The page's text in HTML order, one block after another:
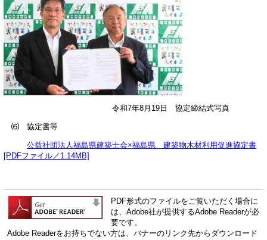
令和7年8月19日 協定締結式写真
⑹ 協定書等
公益社団法人福島県建築士会×福島県 建築物木材利用促進協定書
[PDFファイル／1.14MB]
PDF形式のファイルをご覧いただく場合に
は、Adobe社が提供するAdobe Readerが必
要です。
Adobe Readerをお持ちでない方は、バナーのリンク先からダウンロード